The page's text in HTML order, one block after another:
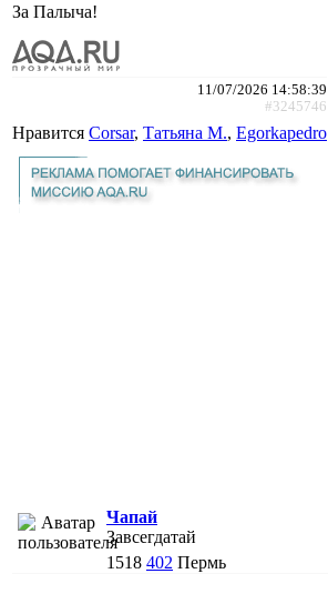
За Палыча!
11/07/2026 14:58:39
#3245746
Нравится Corsar, Татьяна М., Egorkapedro
Чапай
Завсегдатай
1518 402 Пермь